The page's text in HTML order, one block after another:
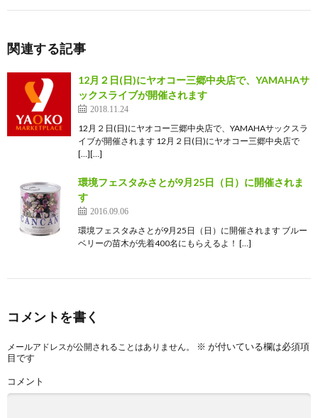
関連する記事
12月２日(日)にヤオコー三郷中央店で、YAMAHAサ
ックスライブが開催されます
2018.11.24
12月２日(日)にヤオコー三郷中央店で、YAMAHAサックスラ
イブが開催されます 12月２日(日)にヤオコー三郷中央店で
[…][…]
環境フェスタみさとが9月25日（日）に開催されま
す
2016.09.06
環境フェスタみさとが9月25日（日）に開催されます ブルー
ベリーの苗木が先着400名にもらえるよ！ […]
コメントを書く
メールアドレスが公開されることはありません。 ※ が付いている欄は必須項
目です
コメント